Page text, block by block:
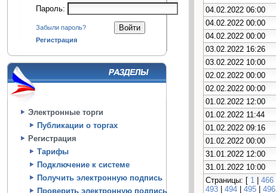
Пароль:
Забыли пароль?
Регистрация
Электронные торги
Публикации о торгах
Регистрация
Тарифы
Подключение к системе
Получить электронную подпись
Проверить электронную подпись
04.02.2022 06:00
04.02.2022 00:00
04.02.2022 00:00
03.02.2022 16:26
03.02.2022 10:00
02.02.2022 00:00
02.02.2022 00:00
01.02.2022 12:00
01.02.2022 11:44
01.02.2022 09:16
01.02.2022 00:00
31.01.2022 12:00
31.01.2022 10:00
Страницы: [ 1 | 466
493 | 494 | 495 | 496